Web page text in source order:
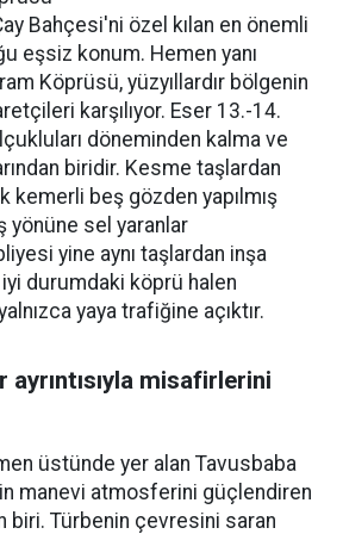
Bahçesi'ni özel kılan en önemli
eşsiz konum. Hemen yanı
Köprüsü, yüzyıllardır bölgenin
karşılıyor. Eser 13.-14.
döneminden kalma ve
biridir. Kesme taşlardan
kemerli beş gözden yapılmış
yönüne sel yaranlar
yine aynı taşlardan inşa
durumdaki köprü halen
yaya trafiğine açıktır.
ayrıntısıyla misafirlerini
üstünde yer alan Tavusbaba
manevi atmosferini güçlendiren
biri. Türbenin çevresini saran